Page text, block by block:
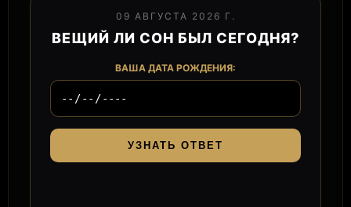
09 АВГУСТА 2026 Г.
ВЕЩИЙ ЛИ СОН БЫЛ СЕГОДНЯ?
ВАША ДАТА РОЖДЕНИЯ:
УЗНАТЬ ОТВЕТ